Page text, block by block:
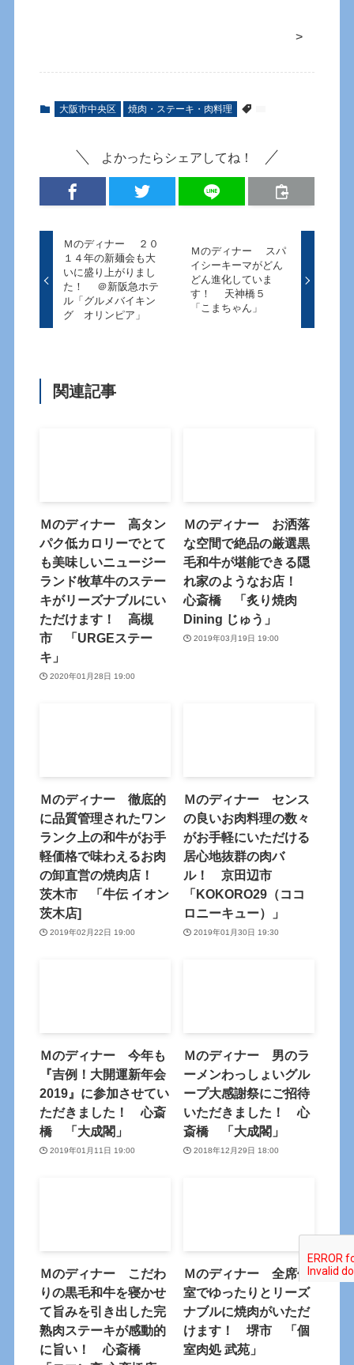
>
大阪市中央区 焼肉・ステーキ・肉料理
よかったらシェアしてね！
Ｍのディナー ２０
１４年の新麺会も大
いに盛り上がりまし
た！ ＠新阪急ホテ
ル「グルメバイキン
グ オリンピア」
Ｍのディナー スパ
イシーキーマがどん
どん進化していま
す！ 天神橋５
「こまちゃん」
関連記事
Ｍのディナー 高タン
パク低カロリーでとて
も美味しいニュージー
ランド牧草牛のステー
キがリーズナブルにい
ただけます！ 高槻
市 「URGEステー
キ」
2020年01月28日 19:00
Ｍのディナー お洒落
な空間で絶品の厳選黒
毛和牛が堪能できる隠
れ家のようなお店！
心斎橋 「炙り焼肉
Dining じゅう」
2019年03月19日 19:00
Ｍのディナー 徹底的
に品質管理されたワン
ランク上の和牛がお手
軽価格で味わえるお肉
の卸直営の焼肉店！
茨木市 「牛伝 イオン
茨木店]
2019年02月22日 19:00
Ｍのディナー センス
の良いお肉料理の数々
がお手軽にいただける
居心地抜群の肉バ
ル！ 京田辺市
「KOKORO29（ココ
ロニーキュー）」
2019年01月30日 19:30
Ｍのディナー 今年も
『吉例！大開運新年会
2019』に参加させてい
ただきました！ 心斎
橋 「大成閣」
2019年01月11日 19:00
Ｍのディナー 男のラ
ーメンわっしょいグル
ープ大感謝祭にご招待
いただきました！ 心
斎橋 「大成閣」
2018年12月29日 18:00
Ｍのディナー こだわ
りの黒毛和牛を寝かせ
て旨みを引き出した完
熟肉ステーキが感動的
に旨い！ 心斎橋
Ｍのディナー 全席個
室でゆったりとリーズ
ナブルに焼肉がいただ
けます！ 堺市 「個
室肉処 武苑」